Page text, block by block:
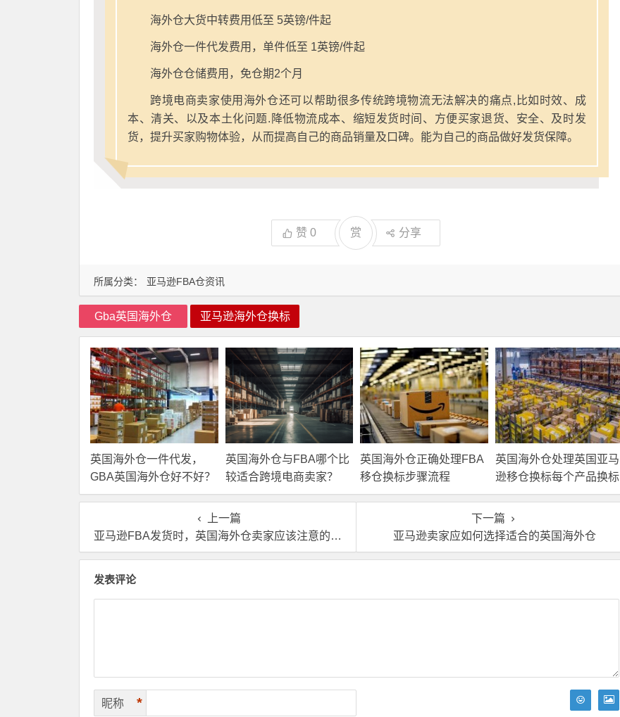
所属分类： 亚马逊FBA仓资讯
海外仓大货中转费用低至 5英镑/件起
海外仓一件代发费用，单件低至 1英镑/件起
海外仓仓储费用，免仓期2个月
跨境电商卖家使用海外仓还可以帮助很多传统跨境物流无法解决的痛点,比如时效、成
本、清关、以及本土化问题.降低物流成本、缩短发货时间、方便买家退货、安全、及时发
货，提升买家购物体验，从而提高自己的商品销量及口碑。能为自己的商品做好发货保障。
赞 0 赏 分享
Gba英国海外仓 亚马逊海外仓换标
英国海外仓一件代发，
GBA英国海外仓好不好？
英国海外仓与FBA哪个比
较适合跨境电商卖家？
英国海外仓正确处理FBA
移仓换标步骤流程
英国海外仓处理英国亚马
逊移仓换标每个产品换标
的费用
上一篇
亚马逊FBA发货时，英国海外仓卖家应该注意的外箱尺寸问题
下一篇
亚马逊卖家应如何选择适合的英国海外仓
发表评论
昵称 *